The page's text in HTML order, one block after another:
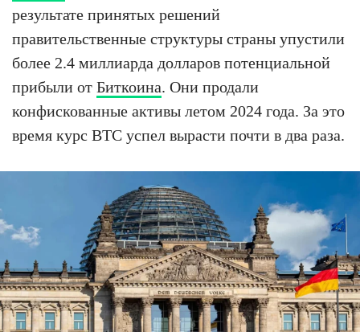
результате принятых решений
правительственные структуры страны упустили
более 2.4 миллиарда долларов потенциальной
прибыли от Биткоина. Они продали
конфискованные активы летом 2024 года. За это
время курс BTC успел вырасти почти в два раза.